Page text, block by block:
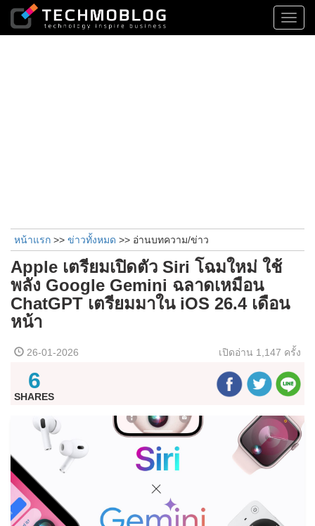
หน้าแรก >> ข่าวทั้งหมด >> อ่านบทความ/ข่าว
Apple เตรียมเปิดตัว Siri โฉมใหม่ ใช้
พลัง Google Gemini ฉลาดเหมือน
ChatGPT เตรียมมาใน iOS 26.4 เดือน
หน้า
26-01-2026 เปิดอ่าน 1,147 ครั้ง
6
SHARES